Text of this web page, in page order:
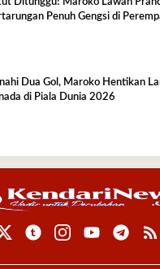
Ditunggu! Maroko Lawan
Penuh Gengsi di
Dua Gol, Maroko Hentikan
di Piala Dunia 2026